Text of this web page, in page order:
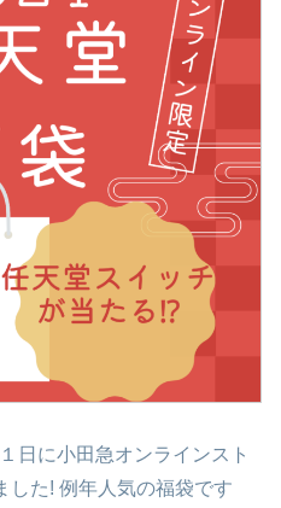
日に小田急オンラインスト
した! 例年人気の福袋です